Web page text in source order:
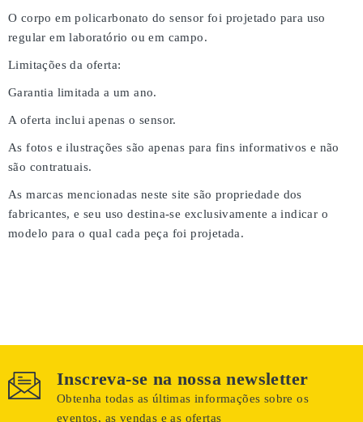
O corpo em policarbonato do sensor foi projetado para uso
regular em laboratório ou em campo.
Limitações da oferta:
Garantia limitada a um ano.
A oferta inclui apenas o sensor.
As fotos e ilustrações são apenas para fins informativos e não
são contratuais.
As marcas mencionadas neste site são propriedade dos
fabricantes, e seu uso destina-se exclusivamente a indicar o
modelo para o qual cada peça foi projetada.
Inscreva-se na nossa newsletter
Obtenha todas as últimas informações sobre os
eventos, as vendas e as ofertas